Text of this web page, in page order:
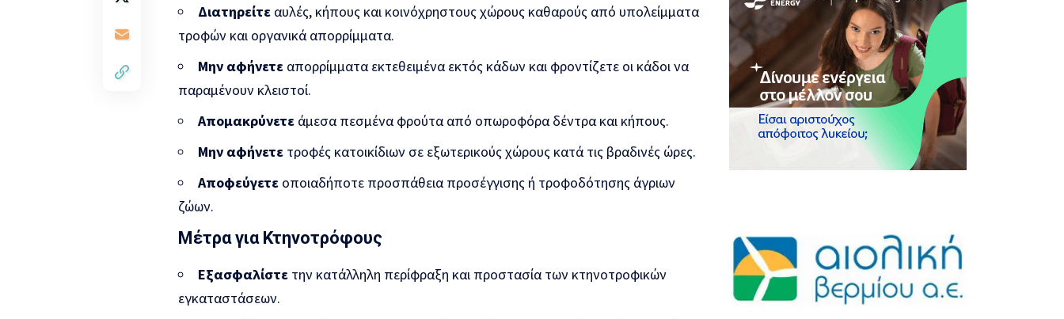
Διατηρείτε αυλές, κήπους και κοινόχρηστους χώρους καθαρούς από υπολείμματα
τροφών και οργανικά απορρίμματα.
Μην αφήνετε απορρίμματα εκτεθειμένα εκτός κάδων και φροντίζετε οι κάδοι να
παραμένουν κλειστοί.
Απομακρύνετε άμεσα πεσμένα φρούτα από οπωροφόρα δέντρα και κήπους.
Μην αφήνετε τροφές κατοικίδιων σε εξωτερικούς χώρους κατά τις βραδινές ώρες.
Αποφεύγετε οποιαδήποτε προσπάθεια προσέγγισης ή τροφοδότησης άγριων
ζώων.
Μέτρα για Κτηνοτρόφους
Εξασφαλίστε την κατάλληλη περίφραξη και προστασία των κτηνοτροφικών
εγκαταστάσεων.